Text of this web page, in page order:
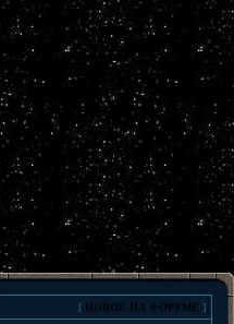
[ НОВОЕ НА ФОРУМЕ ]